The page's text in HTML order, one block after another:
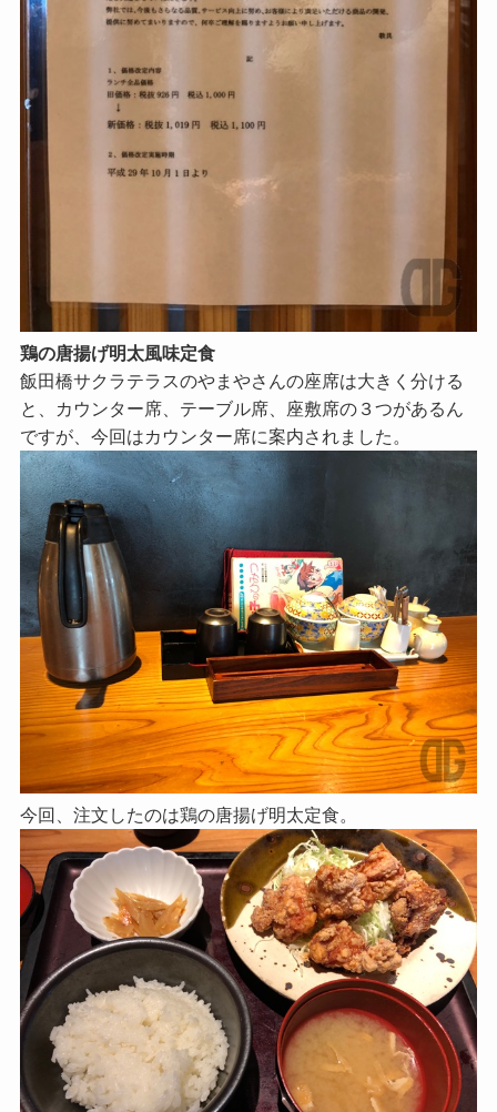
鶏の唐揚げ明太風味定食
飯田橋サクラテラスのやまやさんの座席は大きく分ける
と、カウンター席、テーブル席、座敷席の３つがあるん
ですが、今回はカウンター席に案内されました。
今回、注文したのは鶏の唐揚げ明太定食。